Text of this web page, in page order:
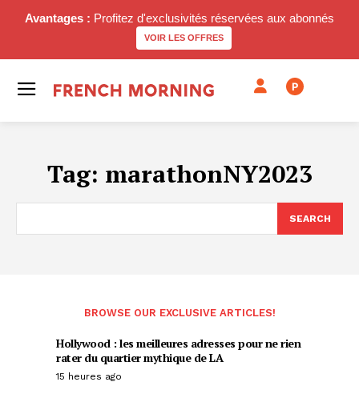
Avantages : Profitez d'exclusivités réservées aux abonnés
VOIR LES OFFRES
P
Tag: marathonNY2023
SEARCH
BROWSE OUR EXCLUSIVE ARTICLES!
Hollywood : les meilleures adresses pour ne rien
rater du quartier mythique de LA
15 heures ago